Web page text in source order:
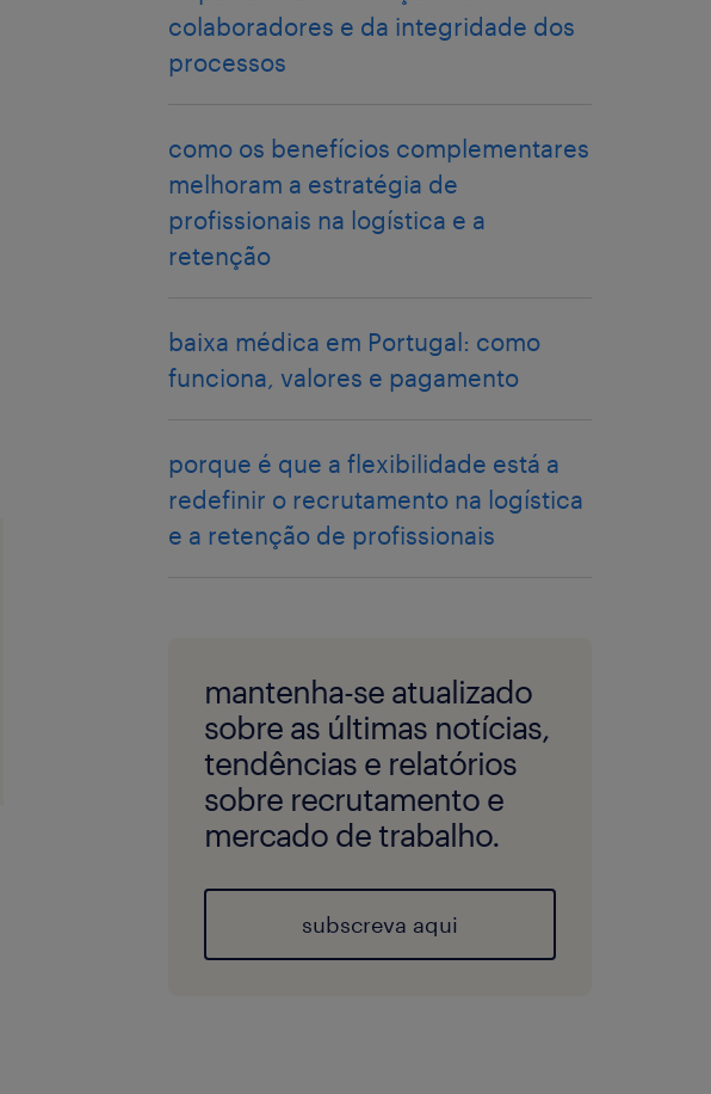
colaboradores e da integridade dos
processos
como os benefícios complementares
melhoram a estratégia de
profissionais na logística e a
retenção
baixa médica em Portugal: como
funciona, valores e pagamento
porque é que a flexibilidade está a
redefinir o recrutamento na logística
e a retenção de profissionais
mantenha-se atualizado
sobre as últimas notícias,
tendências e relatórios
sobre recrutamento e
mercado de trabalho.
subscreva aqui